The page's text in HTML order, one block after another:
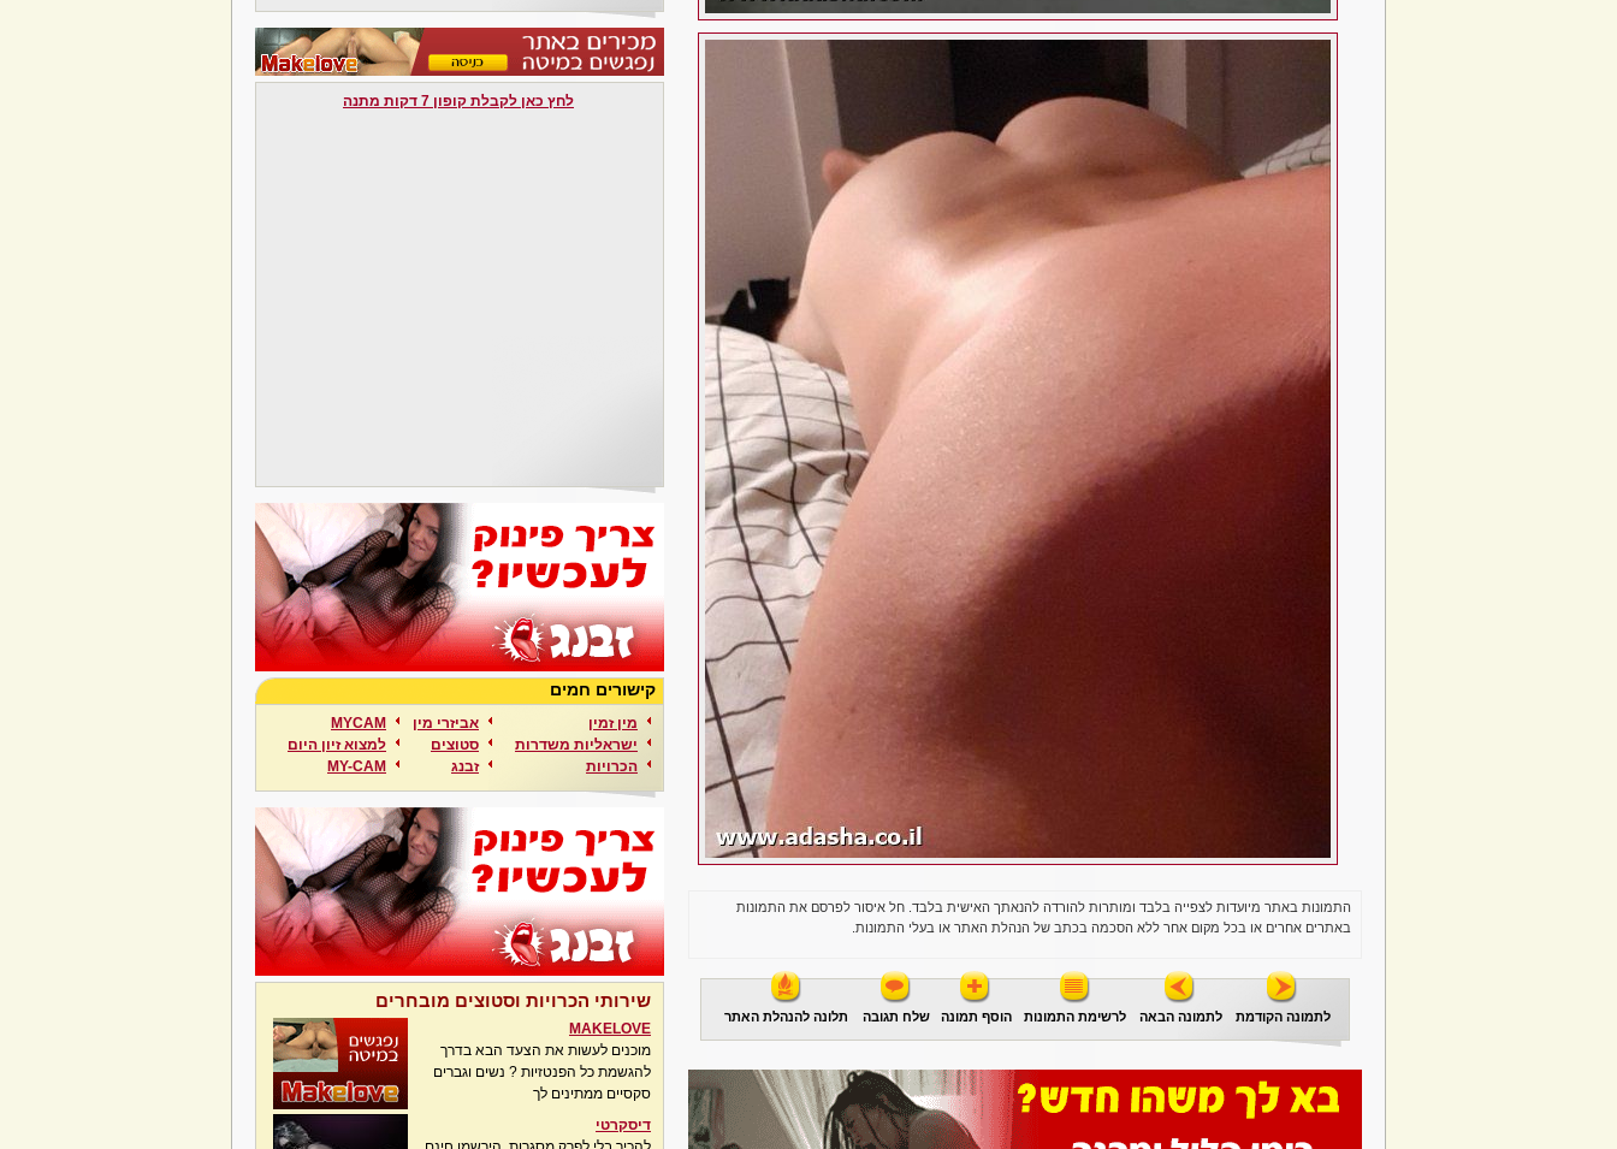
התמונות באתר מיועדות לצפייה בלבד ומותרות להורדה להנאתך האישית בלבד. חל איסור לפרסם את התמונות
באתרים אחרים או בכל מקום אחר ללא הסכמה בכתב של הנהלת האתר או בעלי התמונות.
לתמונה הקודמת לתמונה הבאה לרשימת התמונות הוסף תמונה שלח תגובה תלונה להנהלת האתר
לחץ כאן לקבלת קופון 7 דקות מתנה
קישורים חמים
מין זמין
ישראליות משדרות
הכרויות
אביזרי מין
סטוצים
זבנג
MYCAM
למצוא זיון היום
MY-CAM
שירותי הכרויות וסטוצים מובחרים
MAKELOVE
מוכנים לעשות את הצעד הבא בדרך
להגשמת כל הפנטזיות ? נשים וגברים
סקסיים ממתינים לך
דיסקרטי